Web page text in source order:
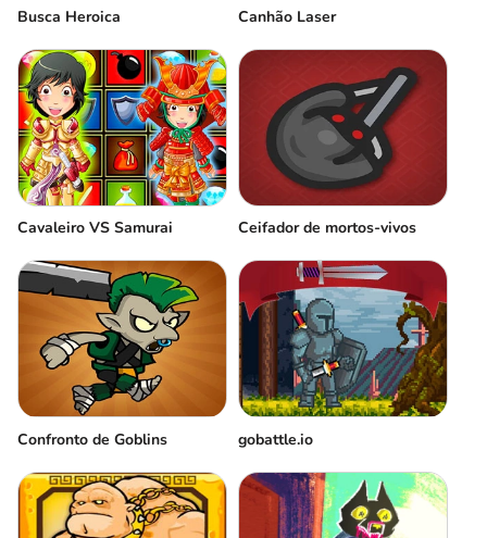
Busca Heroica Canhão Laser
Cavaleiro VS Samurai Ceifador de mortos-vivos
Confronto de Goblins gobattle.io